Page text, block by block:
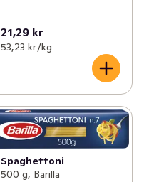
21,29 kr
53,23 kr /kg
Spaghettoni
500 g, Barilla